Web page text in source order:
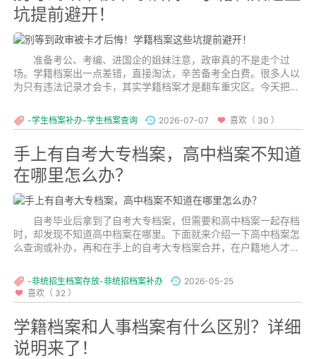
坑提前避开！
准备考公、考编、进国企的姐妹注意，政审真的不是走个过
场。学籍档案出一点差错，直接淘汰，辛苦备考全白费。很多人以
为只有违法记录才会卡，其实学籍档案才是翻车重灾区。今天把最
-学生档案补办-学生档案查询 2026-07-07 喜欢（ 30 ）
手上有自考大专档案，高中档案不知道
在哪里怎么办？
自考毕业后拿到了自考大专档案，但需要和高中档案一起存档
时，却发现不知道高中档案在哪里。下面就来介绍一下高中档案怎
么查询或补办，再和在手上的自考大专档案合并，在户籍地人才市
-非统招生档案存放-非统招档案补办
2026-05-25
喜欢（ 32 ）
学籍档案和人事档案有什么区别？详细
说明来了！